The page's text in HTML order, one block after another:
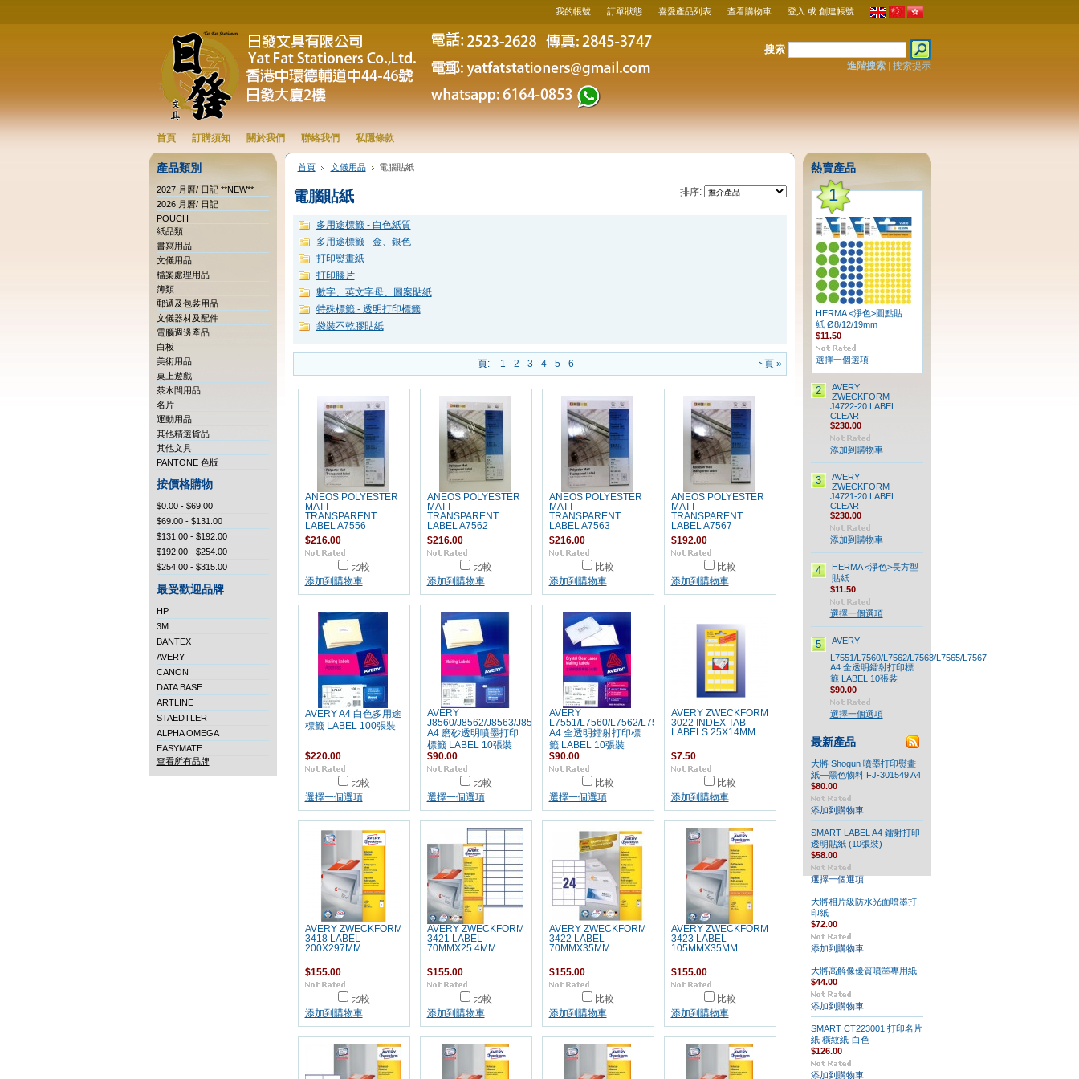
我的帳號 訂單狀態 喜愛產品列表 查看購物車 登入 或 創建帳號
搜索
進階搜索| 搜索提示
首頁 訂購須知 關於我們 聯絡我們 私隱條款
產品類別
2027 月曆/ 日記 **NEW**
2026 月曆/ 日記
POUCH
紙品類
書寫用品
文儀用品
檔案處理用品
簿類
郵遞及包裝用品
文儀器材及配件
電腦週邊產品
白板
美術用品
桌上遊戲
茶水間用品
名片
運動用品
其他精選貨品
其他文具
PANTONE 色版
按價格購物
$0.00 - $69.00
$69.00 - $131.00
$131.00 - $192.00
$192.00 - $254.00
$254.00 - $315.00
最受歡迎品牌
HP
3M
BANTEX
AVERY
CANON
DATA BASE
ARTLINE
STAEDTLER
ALPHA OMEGA
EASYMATE
查看所有品牌
首頁 文儀用品 電腦貼紙
排序:
電腦貼紙
多用途標籤 - 白色紙質
多用途標籤 - 金、銀色
打印熨畫紙
打印膠片
數字、英文字母、圖案貼紙
特殊標籤 - 透明打印標籤
袋裝不乾膠貼紙
下頁 »
頁: 1 2 3 4 5 6
ANEOS POLYESTER
MATT
TRANSPARENT
LABEL A7556
$216.00
比較
添加到購物車
ANEOS POLYESTER
MATT
TRANSPARENT
LABEL A7562
$216.00
比較
添加到購物車
ANEOS POLYESTER
MATT
TRANSPARENT
LABEL A7563
$216.00
比較
添加到購物車
ANEOS POLYESTER
MATT
TRANSPARENT
LABEL A7567
$192.00
比較
添加到購物車
AVERY A4 白色多用途
標籤 LABEL 100張裝
$220.00
比較
選擇一個選項
AVERY
J8560/J8562/J8563/J8565/J8567
A4 磨砂透明噴墨打印
標籤 LABEL 10張裝
$90.00
比較
選擇一個選項
AVERY
L7551/L7560/L7562/L7563/L7565/L7567
A4 全透明鐳射打印標
籤 LABEL 10張裝
$90.00
比較
選擇一個選項
AVERY ZWECKFORM
3022 INDEX TAB
LABELS 25X14MM
$7.50
比較
添加到購物車
AVERY ZWECKFORM
3418 LABEL
200X297MM
$155.00
比較
添加到購物車
AVERY ZWECKFORM
3421 LABEL
70MMX25.4MM
$155.00
比較
添加到購物車
AVERY ZWECKFORM
3422 LABEL
70MMX35MM
$155.00
比較
添加到購物車
AVERY ZWECKFORM
3423 LABEL
105MMX35MM
$155.00
比較
添加到購物車
熱賣產品
1
HERMA <淨色>圓點貼
紙 Ø8/12/19mm
$11.50
選擇一個選項
2
AVERY
ZWECKFORM
J4722-20 LABEL
CLEAR
$230.00
添加到購物車
3
AVERY
ZWECKFORM
J4721-20 LABEL
CLEAR
$230.00
添加到購物車
4
HERMA <淨色>長方型
貼紙
$11.50
選擇一個選項
5
AVERY
L7551/L7560/L7562/L7563/L7565/L7567
A4 全透明鐳射打印標
籤 LABEL 10張裝
$90.00
選擇一個選項
最新產品
大將 Shogun 噴墨打印熨畫
紙—黑色物料 FJ-301549 A4
$80.00
添加到購物車
SMART LABEL A4 鐳射打印
透明貼紙 (10張裝)
$58.00
選擇一個選項
大將相片級防水光面噴墨打
印紙
$72.00
添加到購物車
大將高解像優質噴墨專用紙
$44.00
添加到購物車
SMART CT223001 打印名片
紙 橫紋紙-白色
$126.00
添加到購物車